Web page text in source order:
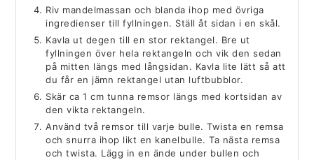
Riv mandelmassan och blanda ihop med övriga
ingredienser till fyllningen. Ställ åt sidan i en skål.
Kavla ut degen till en stor rektangel. Bre ut
fyllningen över hela rektangeln och vik den sedan
på mitten längs med långsidan. Kavla lite lätt så att
du får en jämn rektangel utan luftbubblor.
Skär ca 1 cm tunna remsor längs med kortsidan av
den vikta rektangeln.
Använd två remsor till varje bulle. Twista en remsa
och snurra ihop likt en kanelbulle. Ta nästa remsa
och twista. Lägg in en ände under bullen och